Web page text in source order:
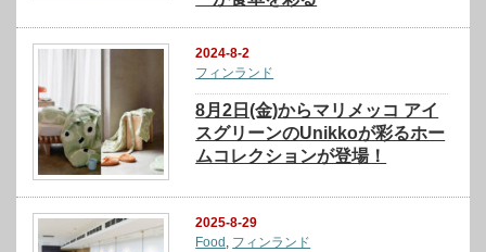
2024-8-2
フィンランド
8月2日(金)からマリメッコ アイ
スグリーンのUnikkoが彩るホー
ムコレクションが登場！
2025-8-29
Food , フィンランド